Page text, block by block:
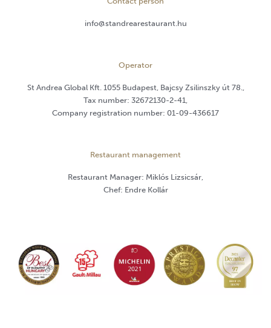
info@standrearestaurant.hu
Operator
St Andrea Global Kft. 1055 Budapest, Bajcsy Zsilinszky út 78.,
Tax number: 32672130-2-41,
Company registration number: 01-09-436617
Restaurant management
Restaurant Manager: Miklós Lizsicsár,
Chef: Endre Kollár